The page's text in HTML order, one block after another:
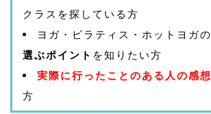
クラスを探している方
ヨガ・ピラティス・ホットヨガの
選ぶポイント を知りたい方
実際に行ったことのある人の感想
方